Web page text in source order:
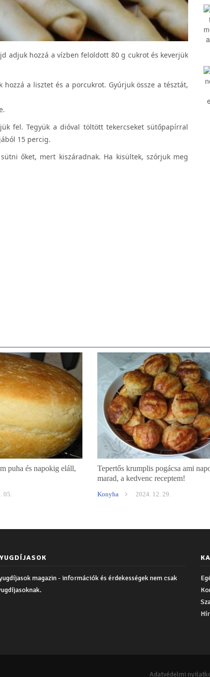
adjuk hozzá a vízben feloldott 80 g cukrot és keverjük
a lisztet és a porcukrot. Gyúrjuk össze a tésztát,
fel. Tegyük a dióval töltött tekercseket sütőpapírral
15 percig.
őket, mert kiszáradnak. Ha kisültek, szórjuk meg
puha és napokig eláll,
05.
Tepertős krumplis pogácsa ami
marad, a kedvenc receptem!
Konyha 2024. 12. 29.
magazin - információk és érdekességek nem csak
Adatvédelmi